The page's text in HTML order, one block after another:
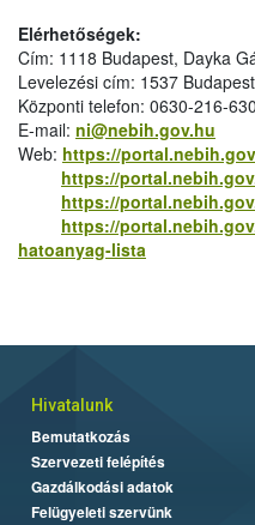
Elérhetőségek:
Cím: 1118 Budapest, Dayka
Levelezési cím: 1537
Központi telefon: 0630-216-
E-mail: ni@nebih.gov.hu
Web: https://
https://
https://
https://
hatoanyag-lista
Hivatalunk
Bemutatkozás
Szervezeti felépítés
Gazdálkodási adatok
Felügyeleti szervünk